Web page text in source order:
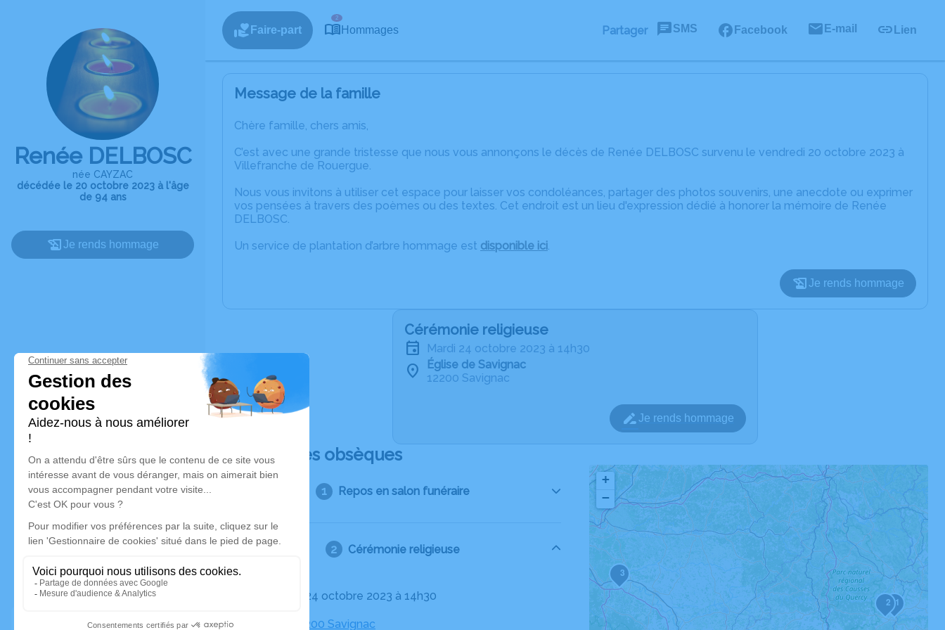
Renée DELBOSC
née CAYZAC
décédée le 20 octobre 2023 à l'âge
de 94 ans
Je rends hommage
Faire-part
2
Hommages Partager SMS Facebook E-mail Lien
Message de la famille
Chère famille, chers amis,
C’est avec une grande tristesse que nous vous annonçons le décès de Renée DELBOSC survenu le vendredi 20 octobre 2023 à
Villefranche de Rouergue.
Nous vous invitons à utiliser cet espace pour laisser vos condoléances, partager des photos souvenirs, une anecdote ou exprimer
vos pensées à travers des poèmes ou des textes. Cet endroit est un lieu d'expression dédié à honorer la mémoire de Renée
DELBOSC.
Un service de plantation d’arbre hommage est disponible ici.
Je rends hommage
Cérémonie religieuse
mardi 24 octobre 2023 à 14h30
Église de Savignac
12200 Savignac
Je rends hommage
Déroulé des obsèques
Repos en salon funéraire
Cérémonie religieuse
Le mardi 24 octobre 2023 à 14h30
Église, 12200 Savignac
1
2
3
+
−